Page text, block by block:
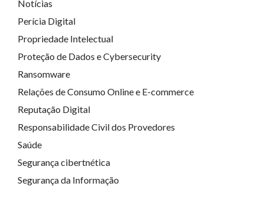
Notícias
Perícia Digital
Propriedade Intelectual
Proteção de Dados e Cybersecurity
Ransomware
Relações de Consumo Online e E-commerce
Reputação Digital
Responsabilidade Civil dos Provedores
Saúde
Segurança cibertnética
Segurança da Informação